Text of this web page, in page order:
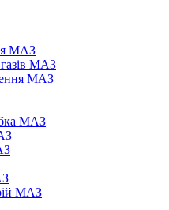
МАЗ
МАЗ
МАЗ
МАЗ
МАЗ